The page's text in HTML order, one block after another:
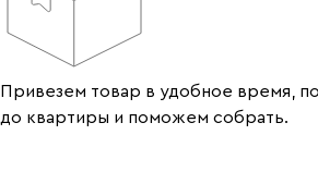
Привезем товар в удобное время,
до квартиры и поможем собрать.